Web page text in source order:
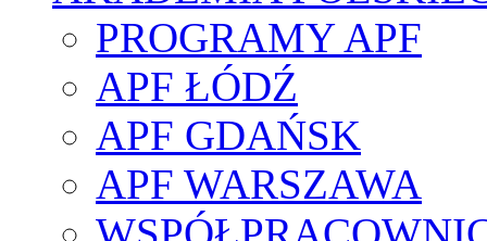
PROGRAMY APF
APF ŁÓDŹ
APF GDAŃSK
APF WARSZAWA